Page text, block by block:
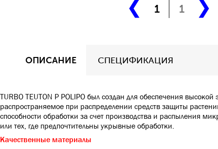
1 1
ОПИСАНИЕ СПЕЦИФИКАЦИЯ
TURBO TEUTON P POLIPO был создан для обеспечения
распространяемое при распределении средств защиты
способности обработки за счет производства и распыления
или тех, где предпочтительны укрывные обработки.
Качественные материалы